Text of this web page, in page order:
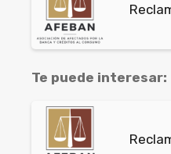
Te puede interesar: